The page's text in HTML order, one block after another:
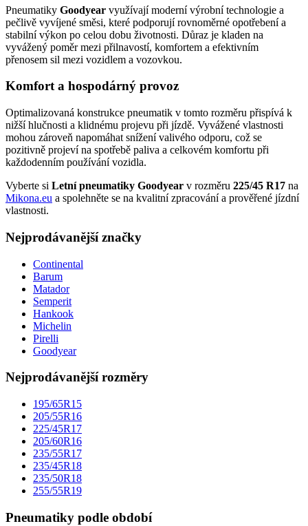
Pneumatiky Goodyear využívají moderní výrobní technologie a
pečlivě vyvíjené směsi, které podporují rovnoměrné opotřebení a
stabilní výkon po celou dobu životnosti. Důraz je kladen na
vyvážený poměr mezi přilnavostí, komfortem a efektivním
přenosem sil mezi vozidlem a vozovkou.
Komfort a hospodárný provoz
Optimalizovaná konstrukce pneumatik v tomto rozměru přispívá k
nižší hlučnosti a klidnému projevu při jízdě. Vyvážené vlastnosti
mohou zároveň napomáhat snížení valivého odporu, což se
pozitivně projeví na spotřebě paliva a celkovém komfortu při
každodenním používání vozidla.
Vyberte si Letní pneumatiky Goodyear v rozměru 225/45 R17 na
Mikona.eu a spolehněte se na kvalitní zpracování a prověřené jízdní
vlastnosti.
Nejprodávanější značky
Continental
Barum
Matador
Semperit
Hankook
Michelin
Pirelli
Goodyear
Nejprodávanější rozměry
195/65R15
205/55R16
225/45R17
205/60R16
235/55R17
235/45R18
235/50R18
255/55R19
Pneumatiky podle období